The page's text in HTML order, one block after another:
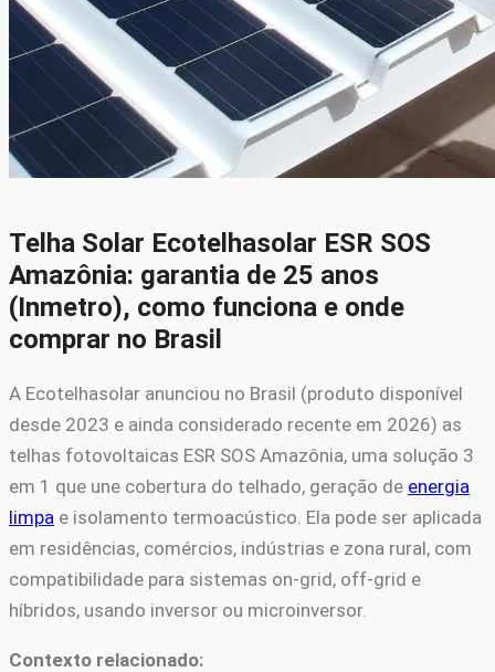
Telha Solar Ecotelhasolar ESR SOS
Amazônia: garantia de 25 anos
(Inmetro), como funciona e onde
comprar no Brasil
A Ecotelhasolar anunciou no Brasil (produto disponível
desde 2023 e ainda considerado recente em 2026) as
telhas fotovoltaicas ESR SOS Amazônia, uma solução 3
em 1 que une cobertura do telhado, geração de energia
limpa e isolamento termoacústico. Ela pode ser aplicada
em residências, comércios, indústrias e zona rural, com
compatibilidade para sistemas on-grid, off-grid e
híbridos, usando inversor ou microinversor.
Contexto relacionado: